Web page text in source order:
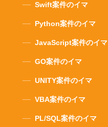
Swift案件のイマ
Python案件のイマ
JavaScript案件のイマ
GO案件のイマ
UNITY案件のイマ
VBA案件のイマ
PL/SQL案件のイマ